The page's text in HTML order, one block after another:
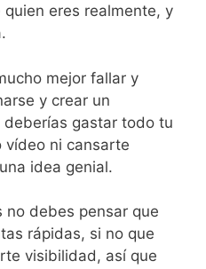
eres realmente, y
mejor fallar y
y crear un
gastar todo tu
vídeo ni cansarte
idea genial.
no debes pensar que
rápidas, si no que
visibilidad, así que